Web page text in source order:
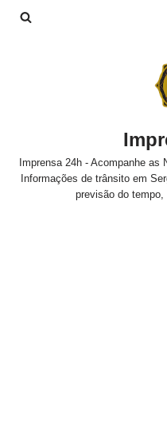
Imprensa 24h - Acompanhe
Informações de trânsito em
previsão do